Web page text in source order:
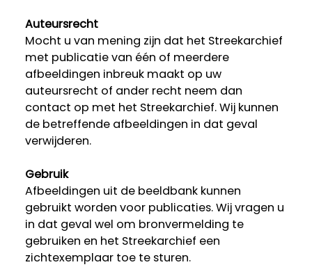
Auteursrecht
Mocht u van mening zijn dat het Streekarchief
met publicatie van één of meerdere
afbeeldingen inbreuk maakt op uw
auteursrecht of ander recht neem dan
contact op met het Streekarchief. Wij kunnen
de betreffende afbeeldingen in dat geval
verwijderen.
Gebruik
Afbeeldingen uit de beeldbank kunnen
gebruikt worden voor publicaties. Wij vragen u
in dat geval wel om bronvermelding te
gebruiken en het Streekarchief een
zichtexemplaar toe te sturen.